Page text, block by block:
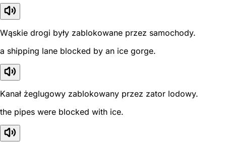
Wąskie drogi były zablokowane przez samochody.
a shipping lane blocked by an ice gorge.
Kanał żeglugowy zablokowany przez zator lodowy.
the pipes were blocked with ice.